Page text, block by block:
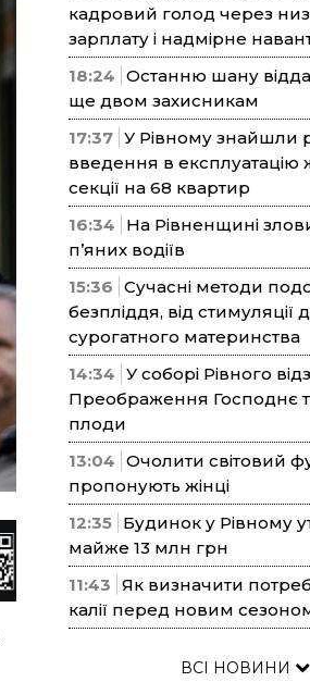
кадровий голод через
зарплату і надмірне
18:24 Останню шану
ще двом захисникам
17:37 У Рівному знайшли
введення в експлуатацію
секції на 68 квартир
16:34
На Рівненщині
п’яних водіїв
15:36 Сучасні методи
безпліддя, від стимуляції
сурогатного материнства
14:34 У соборі Рівного
Преображення Господнє
плоди
13:04 Очолити світовий
пропонують жінці
12:35 Будинок у Рівному
майже 13 млн грн
11:43 Як визначити
калії перед новим
ВСІ НОВИНИ